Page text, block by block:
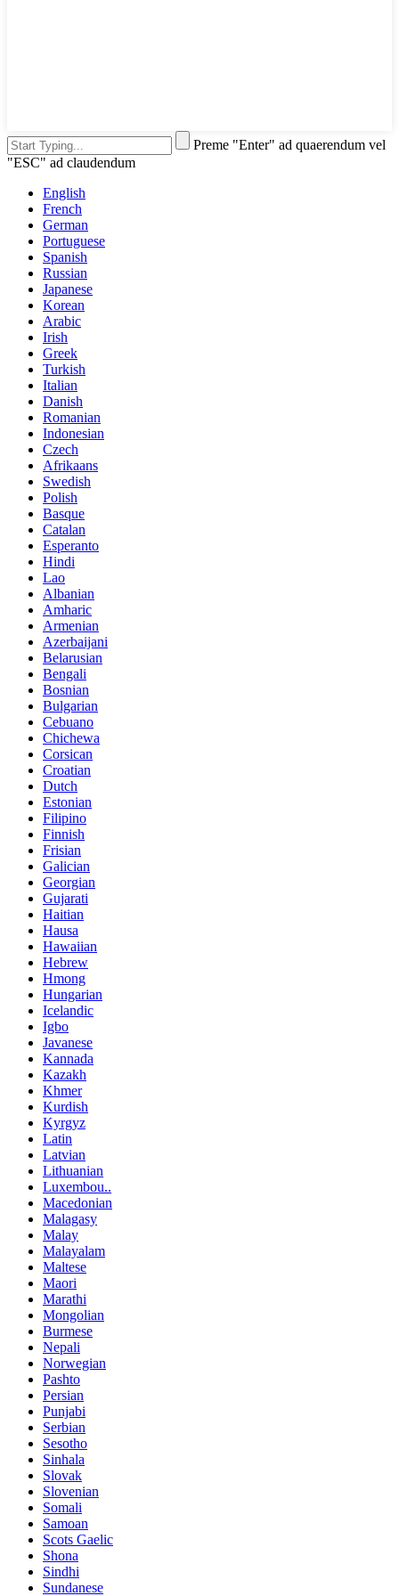
Preme "Enter" ad quaerendum vel
"ESC" ad claudendum
English
French
German
Portuguese
Spanish
Russian
Japanese
Korean
Arabic
Irish
Greek
Turkish
Italian
Danish
Romanian
Indonesian
Czech
Afrikaans
Swedish
Polish
Basque
Catalan
Esperanto
Hindi
Lao
Albanian
Amharic
Armenian
Azerbaijani
Belarusian
Bengali
Bosnian
Bulgarian
Cebuano
Chichewa
Corsican
Croatian
Dutch
Estonian
Filipino
Finnish
Frisian
Galician
Georgian
Gujarati
Haitian
Hausa
Hawaiian
Hebrew
Hmong
Hungarian
Icelandic
Igbo
Javanese
Kannada
Kazakh
Khmer
Kurdish
Kyrgyz
Latin
Latvian
Lithuanian
Luxembou..
Macedonian
Malagasy
Malay
Malayalam
Maltese
Maori
Marathi
Mongolian
Burmese
Nepali
Norwegian
Pashto
Persian
Punjabi
Serbian
Sesotho
Sinhala
Slovak
Slovenian
Somali
Samoan
Scots Gaelic
Shona
Sindhi
Sundanese